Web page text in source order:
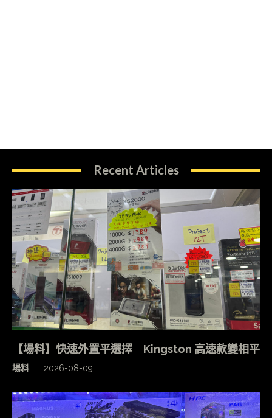
Recent Articles
【場料】快速外置平選擇 Kingston 高速款變相平
場料 2026-08-09